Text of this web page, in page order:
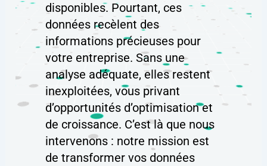
disponibles. Pourtant, ces
données recèlent des
informations précieuses pour
votre entreprise. Sans une
analyse adéquate, elles restent
inexploitées, vous privant
d’opportunités d’optimisation et
de croissance. C’est là que nous
intervenons : notre mission est
de transformer vos données